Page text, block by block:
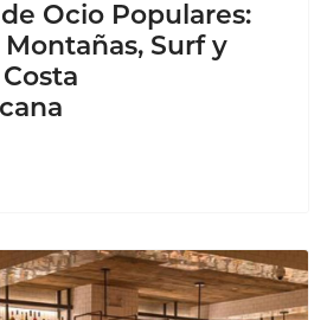
Ocio Populares:
Surf y